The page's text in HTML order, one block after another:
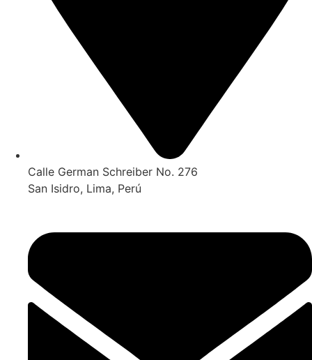
Calle German Schreiber No. 276
San Isidro, Lima, Perú